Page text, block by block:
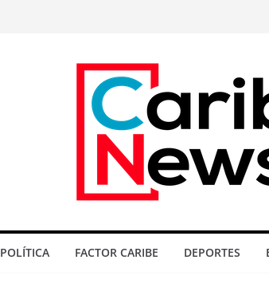
POLÍTICA FACTOR CARIBE DEPORTES